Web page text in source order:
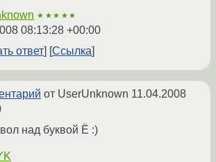
★★★★★
08:13:28 +00:00
ответ
Ссылка
от UserUnknown 11.04.2008
над буквой Ё :)